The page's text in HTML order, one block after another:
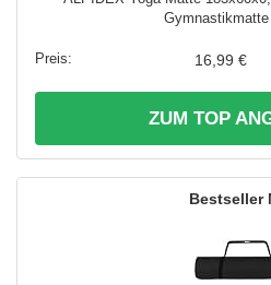
16,99 €
ZUM TOP